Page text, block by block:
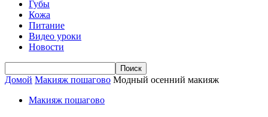
Губы
Кожа
Питание
Видео уроки
Новости
Домой Макияж пошагово Модный осенний макияж
Макияж пошагово